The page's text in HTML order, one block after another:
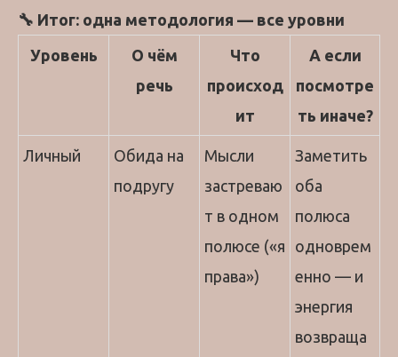
🔧 Итог: одна методология — все уровни
Уровень
О чём
речь
Что
происход
ит
А если
посмотре
ть иначе?
Личный
Обида на
подругу
Мысли
застреваю
т в одном
полюсе («я
права»)
Заметить
оба
полюса
одноврем
енно — и
энергия
возвраща